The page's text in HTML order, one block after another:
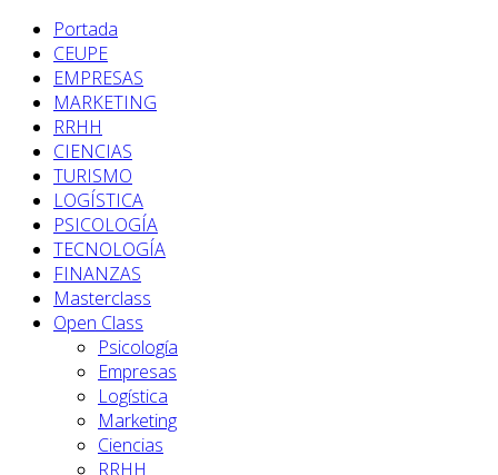
Portada
CEUPE
EMPRESAS
MARKETING
RRHH
CIENCIAS
TURISMO
LOGÍSTICA
PSICOLOGÍA
TECNOLOGÍA
FINANZAS
Masterclass
Open Class
Psicología
Empresas
Logística
Marketing
Ciencias
RRHH